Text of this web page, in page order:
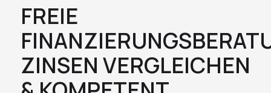
FREIE
ZINSEN VERGLEICHEN